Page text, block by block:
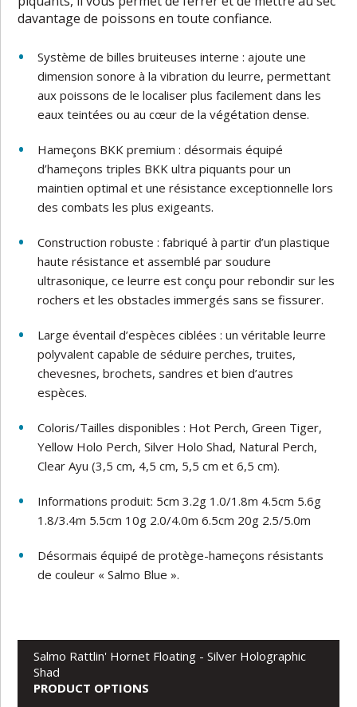
davantage de poissons en toute confiance.
Système de billes bruiteuses interne : ajoute une
dimension sonore à la vibration du leurre, permettant
aux poissons de le localiser plus facilement dans les
eaux teintées ou au cœur de la végétation dense.
Hameçons BKK premium : désormais équipé
d’hameçons triples BKK ultra piquants pour un
maintien optimal et une résistance exceptionnelle lors
des combats les plus exigeants.
Construction robuste : fabriqué à partir d’un plastique
haute résistance et assemblé par soudure
ultrasonique, ce leurre est conçu pour rebondir sur les
rochers et les obstacles immergés sans se fissurer.
Large éventail d’espèces ciblées : un véritable leurre
polyvalent capable de séduire perches, truites,
chevesnes, brochets, sandres et bien d’autres
espèces.
Coloris/Tailles disponibles : Hot Perch, Green Tiger,
Yellow Holo Perch, Silver Holo Shad, Natural Perch,
Clear Ayu (3,5 cm, 4,5 cm, 5,5 cm et 6,5 cm).
Informations produit: 5cm 3.2g 1.0/1.8m 4.5cm 5.6g
1.8/3.4m 5.5cm 10g 2.0/4.0m 6.5cm 20g 2.5/5.0m
Désormais équipé de protège-hameçons résistants
de couleur « Salmo Blue ».
Salmo Rattlin' Hornet Floating - Silver Holographic
Shad
PRODUCT OPTIONS